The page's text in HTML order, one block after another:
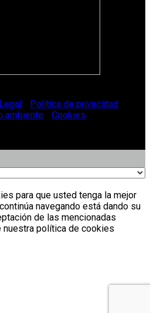
Política de privacidad
ambiente
Cookies
para que usted tenga la mejor
navegando está dando su
de las mencionadas
política de cookies